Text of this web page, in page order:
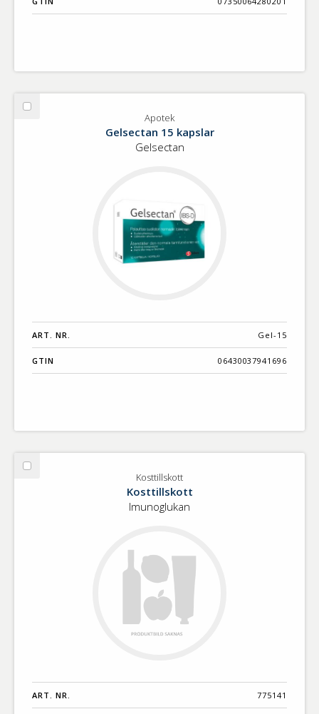
Välj
Apotek
Gelsectan 15 kapslar
Gelsectan
ART. NR. Gel-15
GTIN 06430037941696
Välj
Kosttillskott
Kosttillskott
Imunoglukan
ART. NR. 775141